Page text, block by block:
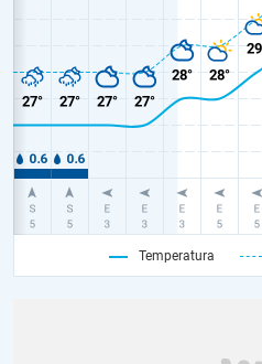
Temperatura